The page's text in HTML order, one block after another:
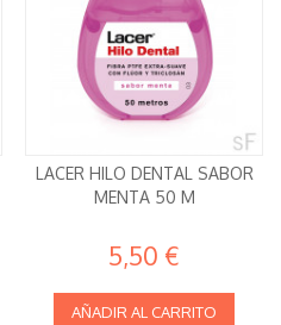
LACER HILO DENTAL SABOR
MENTA 50 M
5,50 €
AÑADIR AL CARRITO